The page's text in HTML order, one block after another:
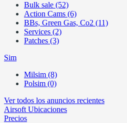
Bulk sale (52)
Action Cams (6)
BBs, Green Gas, Co2 (11)
Services (2)
Patches (3)
Sim
Milsim (8)
Polsim (0)
Ver todos los anuncios recientes
Airsoft Ubicaciones
Precios